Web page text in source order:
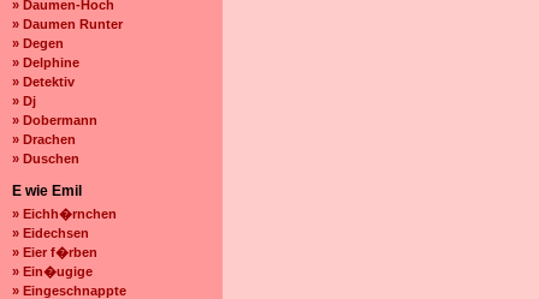
» Daumen-Hoch
» Daumen Runter
» Degen
» Delphine
» Detektiv
» Dj
» Dobermann
» Drachen
» Duschen
E wie Emil
» Eichh�rnchen
» Eidechsen
» Eier f�rben
» Ein�ugige
» Eingeschnappte